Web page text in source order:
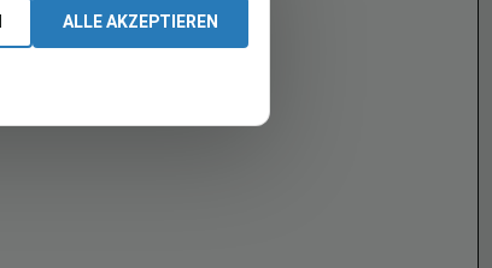
ALLE AKZEPTIEREN